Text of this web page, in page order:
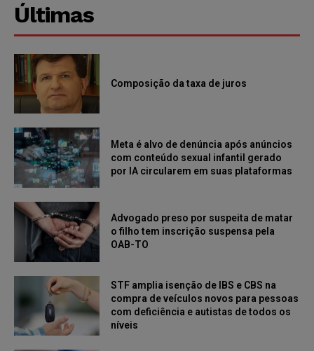
Últimas
Composição da taxa de juros
Meta é alvo de denúncia após anúncios
com conteúdo sexual infantil gerado
por IA circularem em suas plataformas
Advogado preso por suspeita de matar
o filho tem inscrição suspensa pela
OAB-TO
STF amplia isenção de IBS e CBS na
compra de veículos novos para pessoas
com deficiência e autistas de todos os
níveis